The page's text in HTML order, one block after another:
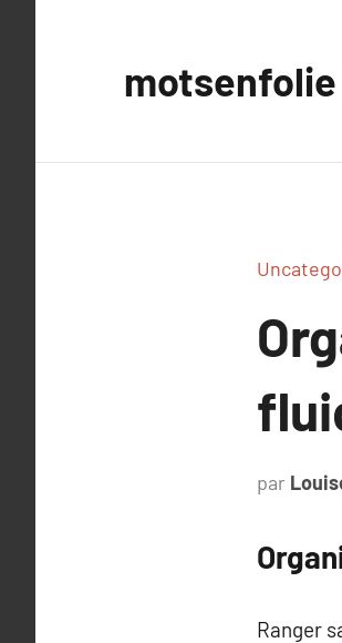
motsenfolie
par
Ranger